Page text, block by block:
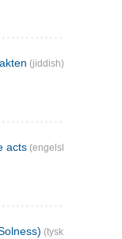
(jiddish)
acts (engelsk)
(tysk)